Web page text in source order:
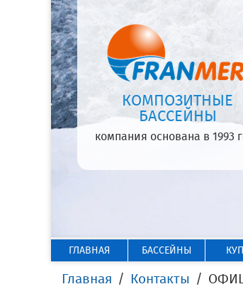
КОМПОЗИТНЫЕ
БАССЕЙНЫ
компания основана в 1993
ГЛАВНАЯ БАССЕЙНЫ
Главная Контакты